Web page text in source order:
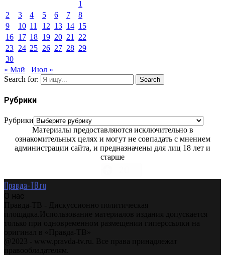
1
2
3 4 5 6 7
8
9
10 11 12 13 14 15
16 17 18 19 20 21
22
23 24 25 26 27 28 29
30
« Май
Июл »
Search for:
Search
Рубрики
Рубрики
Материалы предоставляются исключительно в
ознакомительных целях и могут не совпадать с мнением
администрации сайта, и предназначены для лиц 18 лет и
старше
Правда-ТВ.ru
О нас
Правда-ТВ - Дискуссионно политическая
площадка.Использование материалов издания допускается
только при одновременном размещении гиперссылки на
оригинал в «Правда-ТВ»
@2023 - www.pravda-tv.ru. Все права принадлежат
правообладателям.